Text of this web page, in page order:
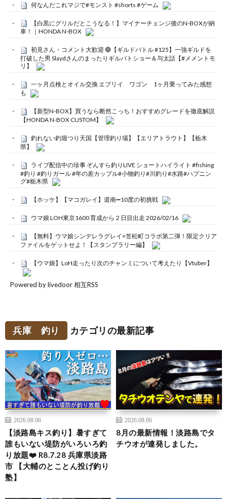
何なんだこれマジで#モンスト #shorts #ゲーム
【白黒にグリルだとこうなる！】マイナーチェンジ後のN-BOXが納
車！｜HONDA N-BOX
初見さん・コメント大歓迎 🔴【ギルドバトル #125】一強ギルドを
打破した男 Slaydさんのまったりギルバトショー＆与太話【#メメントモ
リ】
一ヶ月点検とオイル交換 エブリイ ワゴン 1ヶ月乗ってみた感想
も
【新型N-BOX】買うなら断然こっち！おすすめグレードを徹底解説
【HONDA N-BOX CUSTOM】
釣れない釣堀つり天国【管理釣り場】【エリアトラウト】【栃木
県】
ライブ配信中の珍事 ぞんすら釣りLIVE ショートハイライト #fishing
#釣り #釣りガール #年の差カップル#小物釣り#川釣り#水路#ハプニン
グ#栃木県
【ホッケ】【マコガレイ】道南➖10度の初挑戦
ウマ娘 LOH東京1600 育成から２日目出走 2026/02/16
【無料】ウマ娘シンデレラグレイ×笠松町コラボ第二弾！限定クリア
ファイルをゲットせよ！【スタンプラリー編】
【ウマ娘】LoH走ったり次のチャンミについて考えたり【Vtuber】
Powered by livedoor 相互RSS
兵庫 釣り カテゴリの最新記事
2026.08.06
【淡路島キス釣り】暑すぎて
誰もいない堤防がいろいろ釣
り放題❤️ R8.7.28 兵庫県淡路
市 【大輔のとことん投げ釣り
塾】
2026.08.06
8月の最新情報！淡路島でタ
チウオが連発しました。